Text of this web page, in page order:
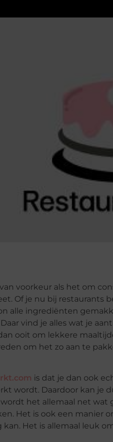
voorkeur als het om
Of je nu bij restaurants
alle ingrediënten
Daar vind je alles wat je
ooit om lekkere
om het zo aan te
is dat je dan ook
wordt. Daardoor kan je
het allemaal net
Het is ook een manier
Het is allemaal leuk